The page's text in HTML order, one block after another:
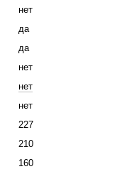
нет
да
да
нет
нет
нет
227
210
160